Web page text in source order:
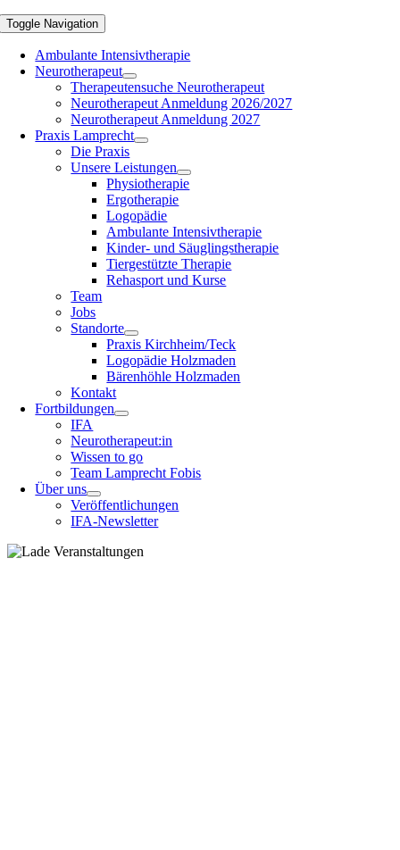
Toggle Navigation
Ambulante Intensivtherapie
Neurotherapeut
Therapeutensuche Neurotherapeut
Neurotherapeut Anmeldung 2026/2027
Neurotherapeut Anmeldung 2027
Praxis Lamprecht
Die Praxis
Unsere Leistungen
Physiotherapie
Ergotherapie
Logopädie
Ambulante Intensivtherapie
Kinder- und Säuglingstherapie
Tiergestützte Therapie
Rehasport und Kurse
Team
Jobs
Standorte
Praxis Kirchheim/Teck
Logopädie Holzmaden
Bärenhöhle Holzmaden
Kontakt
Fortbildungen
IFA
Neurotherapeut:in
Wissen to go
Team Lamprecht Fobis
Über uns
Veröffentlichungen
IFA-Newsletter